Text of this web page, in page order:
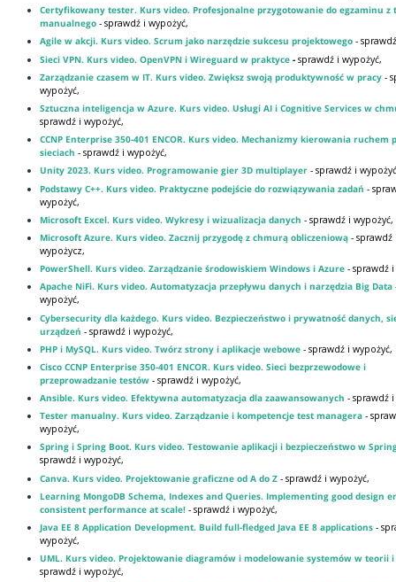
Certyfikowany tester. Kurs video. Profesjonalne przygotowanie do egzaminu z
manualnego - sprawdź i wypożyć,
Agile w akcji. Kurs video. Scrum jako narzędzie sukcesu projektowego -
Sieci VPN. Kurs video. OpenVPN i Wireguard w praktyce- sprawdź i wypożyć,
Zarządzanie czasem w IT. Kurs video. Zwiększ swoją produktywność w pracy -
wypożyć,
Sztuczna inteligencja w Azure. Kurs video. Usługi AI i Cognitive Services w
sprawdź i wypożyć,
CCNP Enterprise 350-401 ENCOR. Kurs video. Mechanizmy kierowania ruchem
sieciach - sprawdź i wypożyć,
Unity 2023. Kurs video. Programowanie gier 3D multiplayer - sprawdź i
Podstawy C++. Kurs video. Praktyczne podejście do rozwiązywania zadań -
wypożyć,
Microsoft Excel. Kurs video. Wykresy i wizualizacja danych - sprawdź i wypożyć,
Microsoft Azure. Kurs video. Zacznij przygodę z chmurą obliczeniową - sprawdź
wypożycz,
PowerShell. Kurs video. Zarządzanie środowiskiem Windows i Azure - sprawdź
Apache NiFi. Kurs video. Automatyzacja przepływu danych i narzędzia Big Data
wypożyć,
Cybersecurity dla każdego. Kurs video. Bezpieczeństwo i prywatność danych,
urządzeń - sprawdź i wypożyć,
PHP i MySQL. Kurs video. Twórz strony i aplikacje webowe - sprawdź i wypożyć,
Cisco CCNP Enterprise 350-401 ENCOR. Kurs video. Sieci bezprzewodowe i
przeprowadzanie testów - sprawdź i wypożyć,
Ansible. Kurs video. Efektywna automatyzacja dla zaawansowanych - sprawdź
Tester manualny. Kurs video. Zarządzanie i kompetencje test managera -
wypożyć,
Spring i Spring Boot. Kurs video. Testowanie aplikacji i bezpieczeństwo w
sprawdź i wypożyć,
Canva. Kurs video. Projektowanie graficzne od A do Z - sprawdź i wypożyć,
Learning MongoDB Schema, Indexes and Queries. Implementing good design
consistent performance at scale! - sprawdź i wypożyć,
Java EE 8 Application Development. Build full-fledged Java EE 8 applications -
wypożyć,
UML. Kurs video. Projektowanie diagramów i modelowanie systemów w teorii
sprawdź i wypożyć,